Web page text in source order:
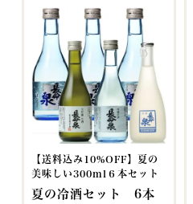
【送料込み10%OFF】夏の
美味しい300ml６本セット
夏の冷酒セット 6本